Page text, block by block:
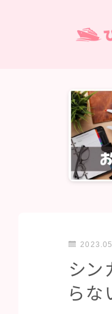
シン
らな